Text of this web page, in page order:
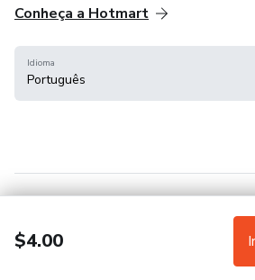
$4.00
Conheça a Hotmart
Idioma
Português
Hotmart — 2011-2026 © Todos os